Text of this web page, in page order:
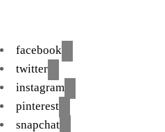
facebook
twitter
instagram
pinterest
snapchat